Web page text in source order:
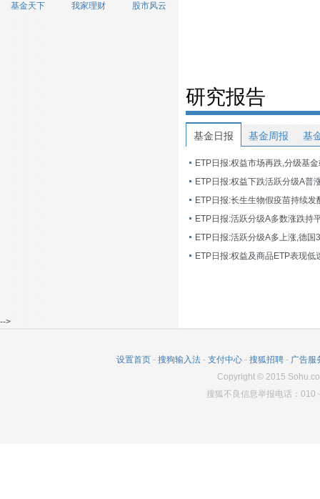
基金天下 我家理财 股市风云
研究报告
基金日报 基金周报 基
ETP日报:权益市场再跌,分级基
ETP日报:长生生物假疫苗持续发
ETP日报:活跃分级A多数涨跌持
ETP日报:活跃分级A多上涨,德国
-->
设置首页 - 搜狗输入法 - 支付中心 - 搜狐招聘 - 广告服
Copyright© 2015
搜狐不良信息举报电话：010